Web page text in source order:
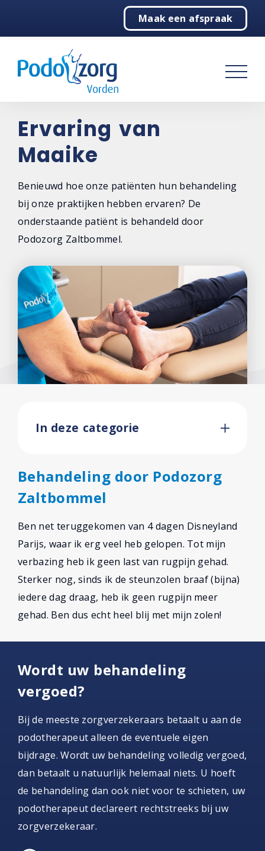
Maak een afspraak
Podologie
Behandelingen
Over ons
Contact
Ervaring van
Maaike
Benieuwd hoe onze patiënten hun behandeling
bij onze praktijken hebben ervaren? De
onderstaande patiënt is behandeld door
Podozorg Zaltbommel.
In deze categorie
Behandeling door Podozorg
Zaltbommel
Ben net teruggekomen van 4 dagen Disneyland
Parijs, waar ik erg veel heb gelopen. Tot mijn
verbazing heb ik geen last van rugpijn gehad.
Sterker nog, sinds ik de steunzolen braaf (bijna)
iedere dag draag, heb ik geen rugpijn meer
gehad. Ben dus echt heel blij met mijn zolen!
Wordt uw behandeling
vergoed?
Bij de meeste zorgverzekeraars betaalt u aan de
podotherapeut alleen de eventuele eigen
bijdrage. Wordt uw behandeling volledig vergoed,
dan betaalt u natuurlijk helemaal niets. U hoeft
de behandeling dan ook niet voor te schieten, uw
podotherapeut declareert rechtstreeks bij uw
zorgverzekeraar.